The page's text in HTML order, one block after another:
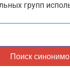
групп
Поиск